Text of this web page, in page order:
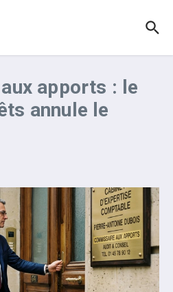
apports : le
annule le